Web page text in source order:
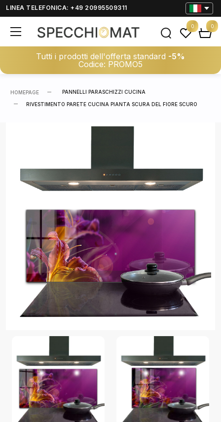
LINEA TELEFONICA: +49 20995509311
Tutti i prodotti dell'offerta standard -5%
Codice: PROMO5
0 0
HOMEPAGE PANNELLI PARASCHIZZI CUCINA
RIVESTIMENTO PARETE CUCINA PIANTA SCURA DEL FIORE SCURO